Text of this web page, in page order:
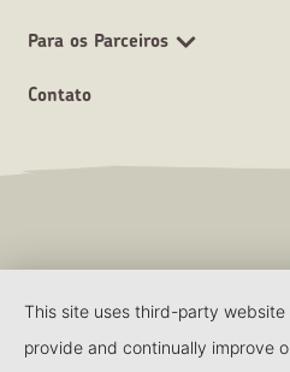
Para os Parceiros
Contato
This site uses third-party
provide and continually improve